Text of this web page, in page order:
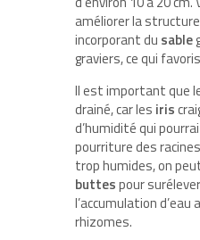
améliorer la
incorporant du sable
graviers, ce qui
Il est important que
drainé, car les iris
d’humidité qui
pourriture des
trop humides, on
buttespour
l’accumulation
rhizomes.